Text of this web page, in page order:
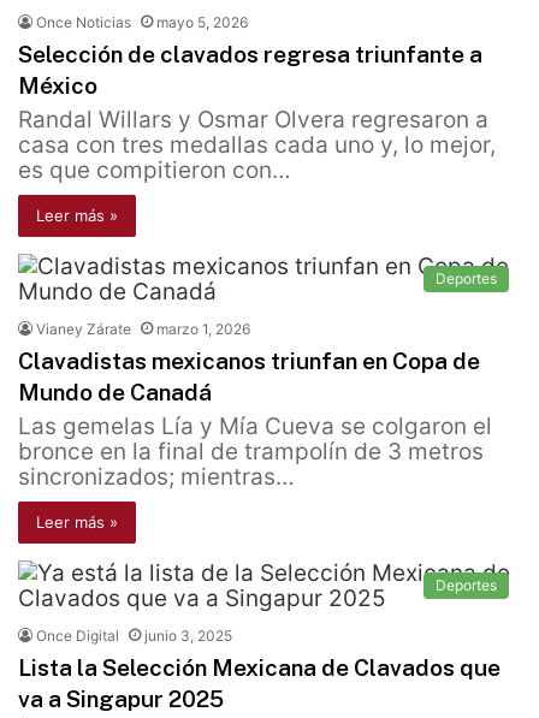
Once Noticias mayo 5, 2026
Selección de clavados regresa triunfante a
México
Randal Willars y Osmar Olvera regresaron a
casa con tres medallas cada uno y, lo mejor,
es que compitieron con…
Leer más »
Deportes
Vianey Zárate marzo 1, 2026
Clavadistas mexicanos triunfan en Copa de
Mundo de Canadá
Las gemelas Lía y Mía Cueva se colgaron el
bronce en la final de trampolín de 3 metros
sincronizados; mientras…
Leer más »
Deportes
Once Digital junio 3, 2025
Lista la Selección Mexicana de Clavados que
va a Singapur 2025